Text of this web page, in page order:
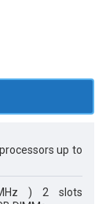
up to
) 2 slots